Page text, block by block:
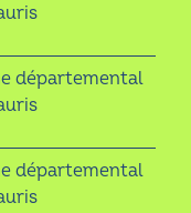
départemental
départemental